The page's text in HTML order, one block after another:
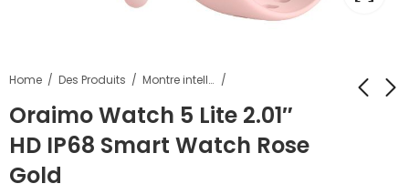
Home Des Produits Montre intelligente
Oraimo Watch 5 Lite 2.01″
HD IP68 Smart Watch Rose
Gold
oraimo OpenCirclet
oraimo PowerCube